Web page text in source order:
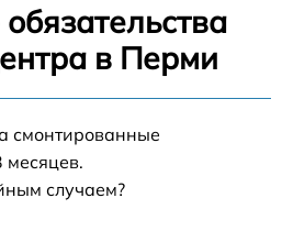
в Перми
смонтированные
случаем?